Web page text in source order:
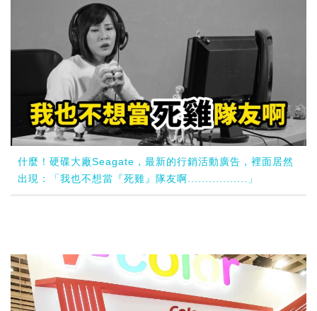
什麼！硬碟大廠Seagate，最新的行銷活動廣告，裡面居然
出現：「我也不想當『死雞』隊友啊.................」